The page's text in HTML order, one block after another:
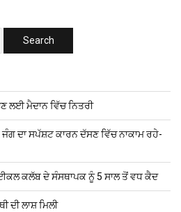
ਲਈ ਮੈਦਾਨ ਵਿੱਚ ਨਿਤਰੀ
ਦਾ ਸਪੱਸ਼ਟ ਕਾਰਨ ਦੱਸਣ ਵਿੱਚ ਨਾਕਾਮ ਰਹੇ-
ਕਲੱਬ ਦੇ ਸੰਸਥਾਪਕ ਨੂੰ 5 ਸਾਲ ਤੋਂ ਵਧ ਕੈਦ
ਦੀ ਲਾਸ਼ ਮਿਲੀ